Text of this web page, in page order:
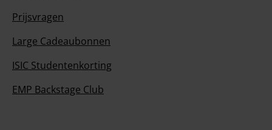
Prijsvragen
Large Cadeaubonnen
ISIC Studentenkorting
EMP Backstage Club